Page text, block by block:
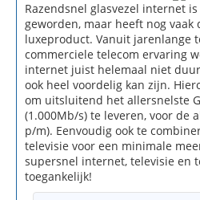
Razendsnel glasvezel internet
geworden, maar heeft nog vaak
luxeproduct. Vanuit jarenlange
commerciele telecom ervaring
internet juist helemaal niet
ook heel voordelig kan zijn.
om uitsluitend het allersnelste
(1.000Mb/s) te leveren, voor de
p/m). Eenvoudig ook te
televisie voor een minimale
supersnel internet, televisie en
toegankelijk!